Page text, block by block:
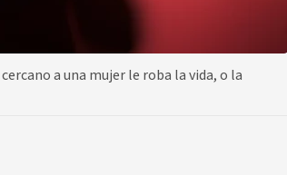
a una mujer le roba la vida, o la